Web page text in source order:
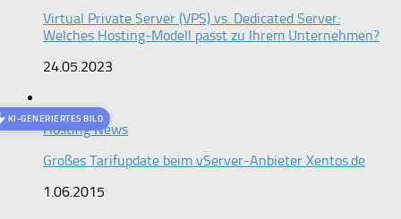
Virtual Private Server (VPS) vs. Dedicated Server:
Welches Hosting-Modell passt zu Ihrem Unternehmen?
24.05.2023
KI-GENERIERTES BILD
Hosting News
Großes Tarifupdate beim vServer-Anbieter Xentos.de
1.06.2015